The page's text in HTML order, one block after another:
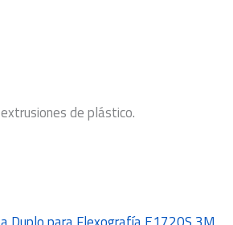
de plástico.